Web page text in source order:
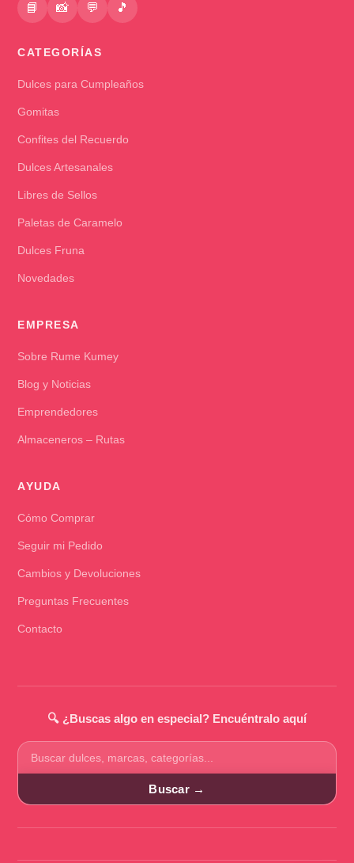
📘 📸 💬 🎵
CATEGORÍAS
Dulces para Cumpleaños
Gomitas
Confites del Recuerdo
Dulces Artesanales
Libres de Sellos
Paletas de Caramelo
Dulces Fruna
Novedades
EMPRESA
Sobre Rume Kumey
Blog y Noticias
Emprendedores
Almaceneros – Rutas
AYUDA
Cómo Comprar
Seguir mi Pedido
Cambios y Devoluciones
Preguntas Frecuentes
Contacto
🔍 ¿Buscas algo en especial? Encuéntralo aquí
Buscar
productos
Buscar →